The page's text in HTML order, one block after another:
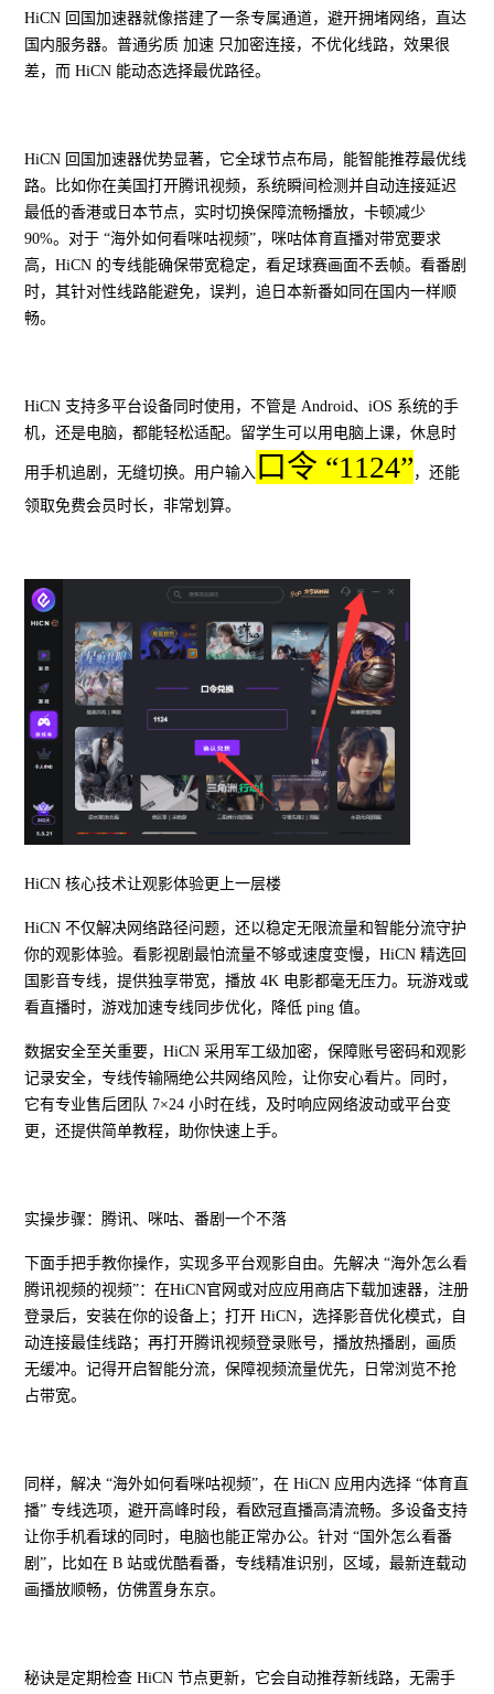
HiCN 回国加速器就像搭建了一条专属通道，避开拥堵网络，直达
国内服务器。普通劣质 加速 只加密连接，不优化线路，效果很
差，而 HiCN 能动态选择最优路径。
HiCN 回国加速器优势显著，它全球节点布局，能智能推荐最优线
路。比如你在美国打开腾讯视频，系统瞬间检测并自动连接延迟
最低的香港或日本节点，实时切换保障流畅播放，卡顿减少
90%。对于 “海外如何看咪咕视频”，咪咕体育直播对带宽要求
高，HiCN 的专线能确保带宽稳定，看足球赛画面不丢帧。看番剧
时，其针对性线路能避免，误判，追日本新番如同在国内一样顺
畅。
HiCN 支持多平台设备同时使用，不管是 Android、iOS 系统的手
机，还是电脑，都能轻松适配。留学生可以用电脑上课，休息时
用手机追剧，无缝切换。用户输入 口令 “1124” ，还能
领取免费会员时长，非常划算。
HiCN 核心技术让观影体验更上一层楼
HiCN 不仅解决网络路径问题，还以稳定无限流量和智能分流守护
你的观影体验。看影视剧最怕流量不够或速度变慢，HiCN 精选回
国影音专线，提供独享带宽，播放 4K 电影都毫无压力。玩游戏或
看直播时，游戏加速专线同步优化，降低 ping 值。
数据安全至关重要，HiCN 采用军工级加密，保障账号密码和观影
记录安全，专线传输隔绝公共网络风险，让你安心看片。同时，
它有专业售后团队 7×24 小时在线，及时响应网络波动或平台变
更，还提供简单教程，助你快速上手。
实操步骤：腾讯、咪咕、番剧一个不落
下面手把手教你操作，实现多平台观影自由。先解决 “海外怎么看
腾讯视频的视频”：在HiCN官网或对应应用商店下载加速器，注册
登录后，安装在你的设备上；打开 HiCN，选择影音优化模式，自
动连接最佳线路；再打开腾讯视频登录账号，播放热播剧，画质
无缓冲。记得开启智能分流，保障视频流量优先，日常浏览不抢
占带宽。
同样，解决 “海外如何看咪咕视频”，在 HiCN 应用内选择 “体育直
播” 专线选项，避开高峰时段，看欧冠直播高清流畅。多设备支持
让你手机看球的同时，电脑也能正常办公。针对 “国外怎么看番
剧”，比如在 B 站或优酷看番，专线精准识别，区域，最新连载动
画播放顺畅，仿佛置身东京。
秘诀是定期检查 HiCN 节点更新，它会自动推荐新线路，无需手